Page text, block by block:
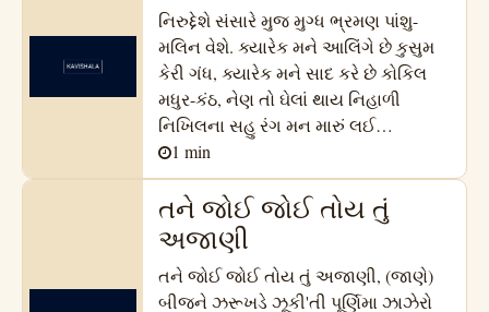
નિરુદ્દેશે સંસારે મુજ મુગ્ધ ભ્રમણ પાંશુ-
મલિન વેશે. ક્યારેક મને આલિંગે છે કુસુમ
કેરી ગંધ, ક્યારેક મને સાદ કરે છે કોકિલ
મધુર-કંઠ, નેણ તો ઘેલાં થાય નિહાળી
નિખિલના સહુ રંગ મન મારું લઈ…
1 min
તને જોઈ જોઈ તોય તું
અજાણી
તને જોઈ જોઈ તોય તું અજાણી, (જાણે)
બીજને ઝરૂખડે ઝૂકી'તી પૂર્ણિમા ઝાઝેરો